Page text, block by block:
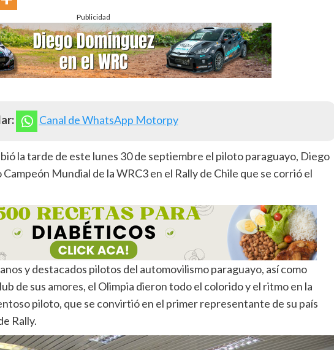
Publicidad
Canal de WhatsApp Motorpy
la tarde de este lunes 30 de septiembre el piloto paraguayo, Diego
Mundial de la WRC3 en el Rally de Chile que se corrió el
y destacados pilotos del automovilismo paraguayo, así como
de sus amores, el Olimpia dieron todo el colorido y el ritmo en la
piloto, que se convirtió en el primer representante de su país
Rally.